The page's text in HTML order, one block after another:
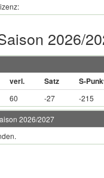
2026/
verl. Satz S-
60 -27 -215
2026/2027